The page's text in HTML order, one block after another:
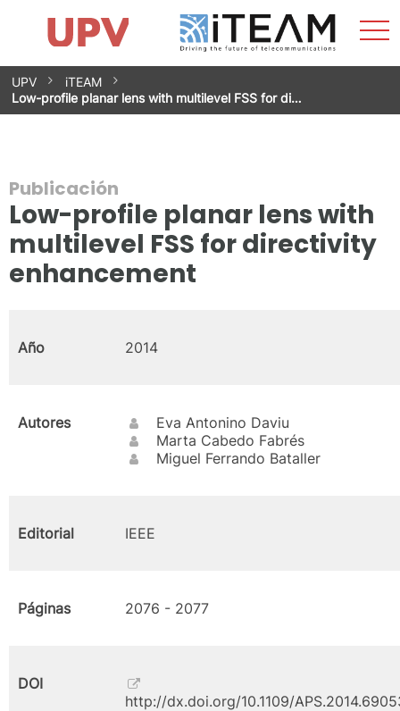
Saltar
contenido
Impacto
Grupos de investigación
Instalaciones
Spin-offs
Contacto
Prácticas
Noticias
Unidad de Igualdad
UPV
iTEAM
Low-profile planar lens with multilevel FSS for di…
Publicación
Low-profile planar lens with
multilevel FSS for directivity
enhancement
Año 2014
Autores
Eva Antonino Daviu
Marta Cabedo Fabrés
Miguel Ferrando Bataller
Editorial IEEE
Páginas 2076 - 2077
DOI
http://dx.doi.org/10.1109/